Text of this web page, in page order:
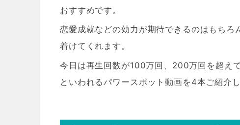
おすすめです。
恋愛成就などの効力が期待できるのはもち
着けてくれます。
今日は再生回数が100万回、200万回を超え
といわれるパワースポット動画を4本ご紹介し